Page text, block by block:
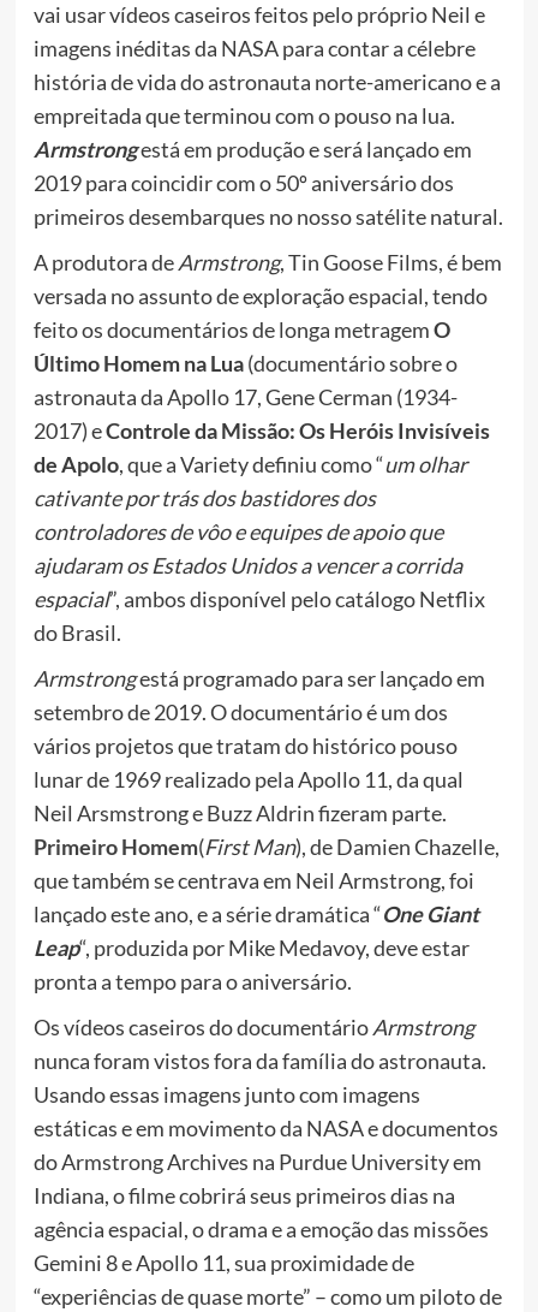
vai usar vídeos caseiros feitos pelo próprio Neil e
imagens inéditas da NASA para contar a célebre
história de vida do astronauta norte-americano e a
empreitada que terminou com o pouso na lua.
Armstrongestá em produção e será lançado em
2019 para coincidir com o 50º aniversário dos
primeiros desembarques no nosso satélite natural.
A produtora deArmstrong, Tin Goose Films, é bem
versada ​​no assunto de exploração espacial, tendo
feito os documentários de longa metragemO
Último Homem na Lua(documentário sobre o
astronauta da Apollo 17, Gene Cerman (1934-
2017) eControle da Missão: Os Heróis Invisíveis
de Apolo, que a Variety definiu como “um olhar
cativante por trás dos bastidores dos
controladores de vôo e equipes de apoio que
ajudaram os Estados Unidos a vencer a corrida
espacial”, ambos disponível pelo catálogo Netflix
do Brasil.
Armstrongestá programado para ser lançado em
setembro de 2019. O documentário é um dos
vários projetos que tratam do histórico pouso
lunar de 1969 realizado pela Apollo 11, da qual
Neil Arsmstrong e Buzz Aldrin fizeram parte.
Primeiro Homem(First Man), de Damien Chazelle,
que também se centrava em Neil Armstrong, foi
lançado este ano, e a série dramática “One Giant
Leap“, produzida por Mike Medavoy, deve estar
pronta a tempo para o aniversário.
Os vídeos caseiros do documentárioArmstrong
nunca foram vistos fora da família do astronauta.
Usando essas imagens junto com imagens
estáticas e em movimento da NASA e documentos
do Armstrong Archives na Purdue University em
Indiana, o filme cobrirá seus primeiros dias na
agência espacial, o drama e a emoção das missões
Gemini 8 e Apollo 11, sua proximidade de
“experiências de quase morte” – como um piloto de